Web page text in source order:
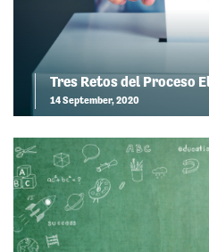
Tres Retos del Proceso
14 September, 2020